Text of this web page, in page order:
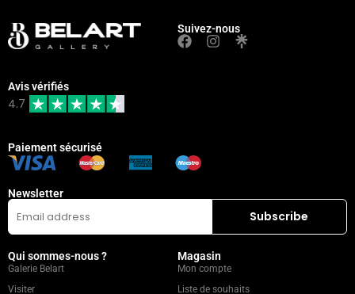
Suivez-nous
Avis vérifiés
4.7
Paiement sécurisé
Newsletter
Qui sommes-nous ?
Galerie Belart
Visiter
Magasin
Mon compte
Liste de souhaits